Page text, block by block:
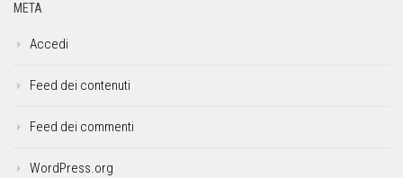
META
Accedi
Feed dei contenuti
Feed dei commenti
WordPress.org